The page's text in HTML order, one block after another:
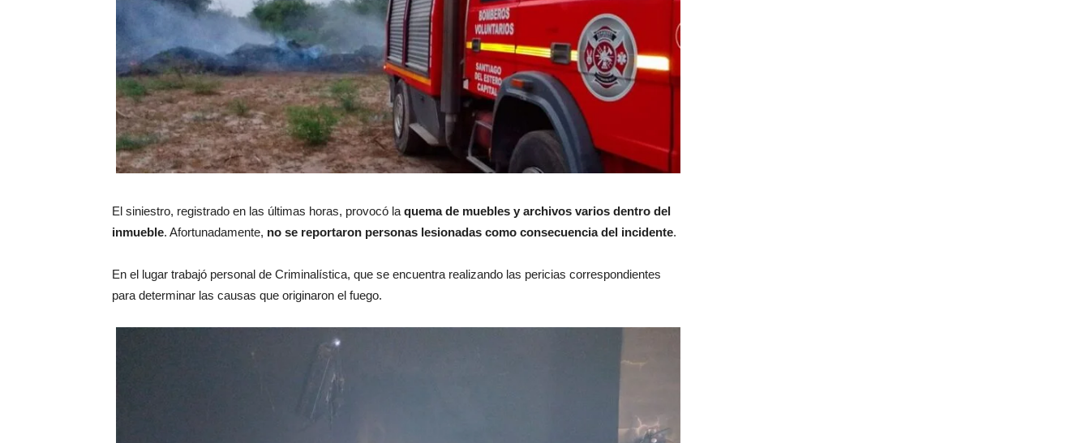
El siniestro, registrado en las últimas horas, provocó la quema de muebles y archivos varios dentro del
inmueble. Afortunadamente, no se reportaron personas lesionadas como consecuencia del incidente.
En el lugar trabajó personal de Criminalística, que se encuentra realizando las pericias correspondientes
para determinar las causas que originaron el fuego.